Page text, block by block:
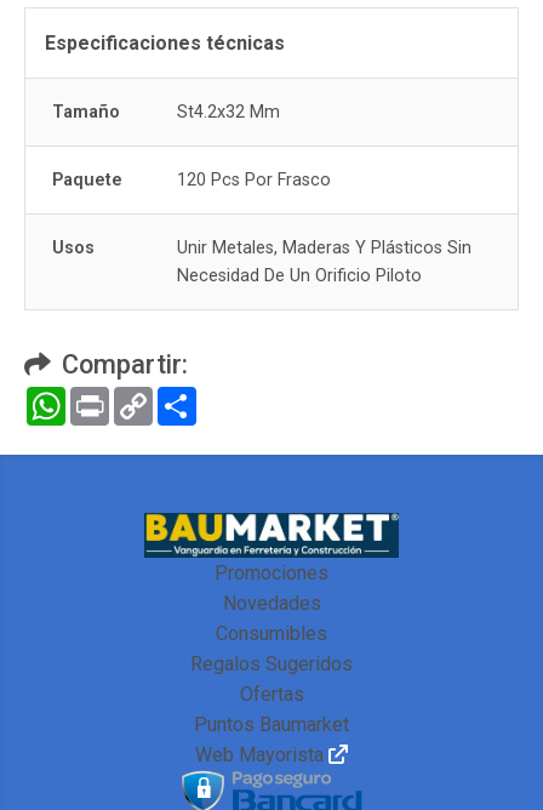
Especificaciones técnicas
Tamaño St4.2x32 Mm
Paquete 120 Pcs Por Frasco
Usos
Unir Metales, Maderas Y Plásticos Sin
Necesidad De Un Orificio Piloto
Compartir:
WhatsApp
Print Copy
Link
Promociones
Novedades
Consumibles
Regalos Sugeridos
Ofertas
Puntos Baumarket
Web Mayorista